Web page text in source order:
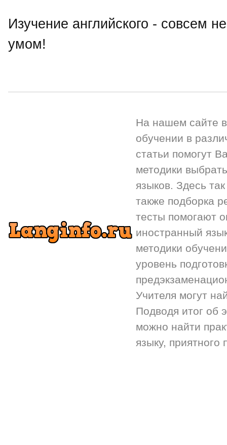
Изучение английского - совсем
умом!
На нашем сайте
обучении в
статьи помогут
методики
языков. Здесь
также подборка
тесты помогают
иностранный
методики
уровень
Учителя могут
Подводя итог об
можно найти
языку,